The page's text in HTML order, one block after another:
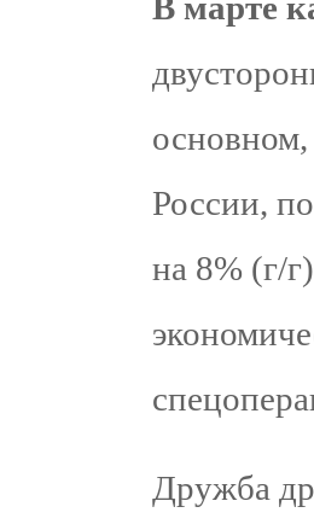
основном,
России,
на 8% (г/
Дружба